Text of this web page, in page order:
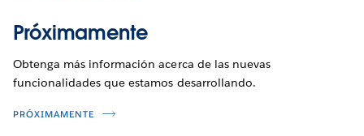
Próximamente
Obtenga más información acerca de las nuevas
funcionalidades que estamos desarrollando.
PRÓXIMAMENTE